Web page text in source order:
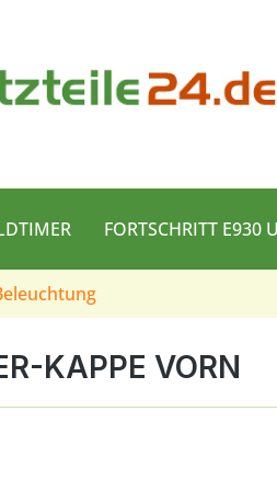
FORTSCHRITT E930
KAPPE VORN